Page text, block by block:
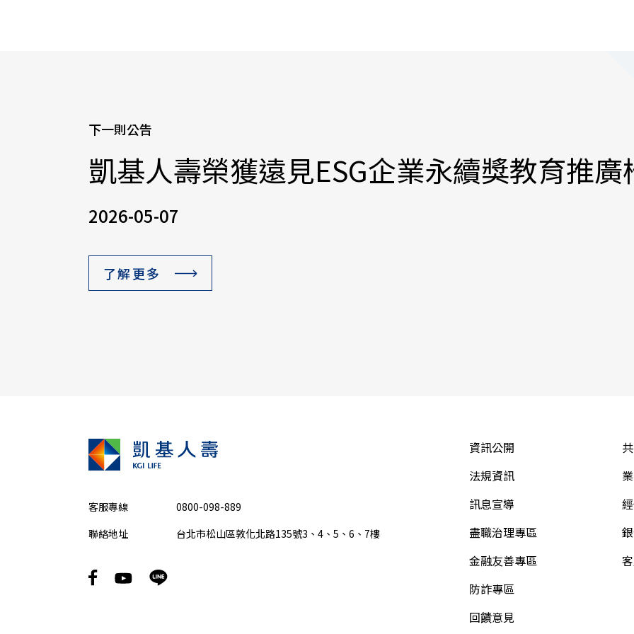
下一則公告
凱基人壽榮獲遠見ESG企業永續獎教育推廣
2026-05-07
了解更多
客服專線
0800-098-889
聯絡地址
台北市松山區敦化北路135號3、4、5、6、7樓
資訊公開
法規資訊
訊息宣導
盡職治理專區
金融友善專區
防詐專區
回饋意見